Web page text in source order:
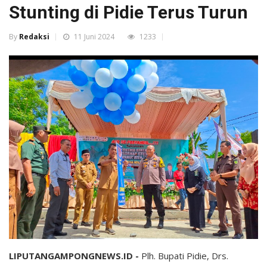
Stunting di Pidie Terus Turun
By Redaksi 11 Juni 2024 1233
LIPUTANGAMPONGNEWS.ID - Plh. Bupati Pidie, Drs.